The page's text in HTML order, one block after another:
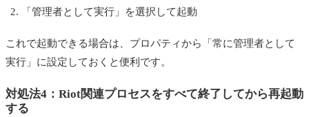
「管理者として実行」を選択して起動
これで起動できる場合は、プロパティから「常に管理者として
実行」に設定しておくと便利です。
対処法4：Riot関連プロセスをすべて終了してから再起動
する